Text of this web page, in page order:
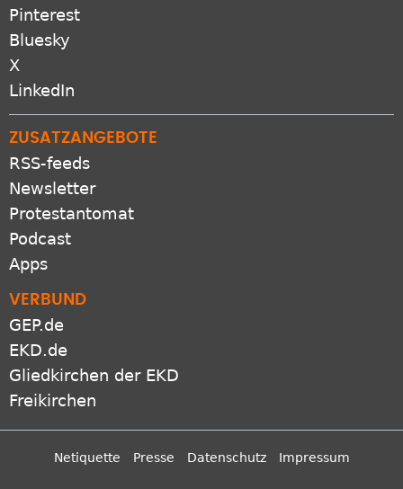
Pinterest
Bluesky
X
LinkedIn
ZUSATZANGEBOTE
RSS-feeds
Newsletter
Protestantomat
Podcast
Apps
VERBUND
GEP.de
EKD.de
Gliedkirchen der EKD
Freikirchen
Netiquette Presse Datenschutz Impressum